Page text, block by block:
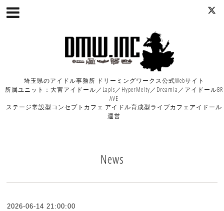
埼玉県のアイドル事務所 ドリーミングワークス公式Webサイト
所属ユニット：大宮アイドール／Lapis／HyperMelty／Dreamia／アイドールBR
AVE
ステージ常設型コンセプトカフェ アイドル育成型ライブカフェアイドール
運営
News
2026-06-14 21:00:00